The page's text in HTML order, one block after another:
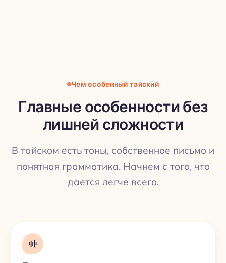
Чем особенный тайский
Главные особенности без
лишней сложности
В тайском есть тоны, собственное письмо и
понятная грамматика. Начнем с того, что
дается легче всего.